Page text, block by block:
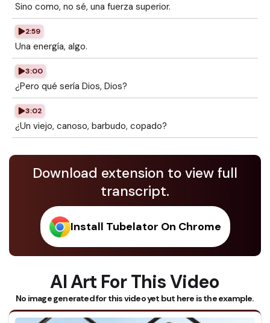
Sino como, no sé, una fuerza superior.
2:59
Una energía, algo.
3:00
¿Pero qué sería Dios, Dios?
3:02
¿Un viejo, canoso, barbudo, copado?
Download extension to view full
transcript.
Install Tubelator On Chrome
AI Art For This Video
No image generated for this video yet but here is the example.